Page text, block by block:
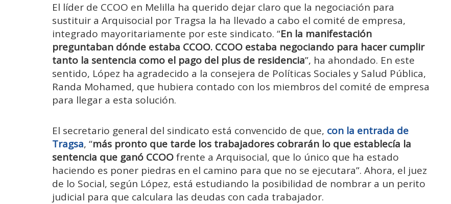
El líder de CCOO en Melilla ha querido dejar claro que la negociación para
sustituir a Arquisocial por Tragsa la ha llevado a cabo el comité de empresa,
integrado mayoritariamente por este sindicato. “En la manifestación
preguntaban dónde estaba CCOO. CCOO estaba negociando para hacer cumplir
tanto la sentencia como el pago del plus de residencia”, ha ahondado. En este
sentido, López ha agradecido a la consejera de Políticas Sociales y Salud Pública,
Randa Mohamed, que hubiera contado con los miembros del comité de empresa
para llegar a esta solución.
El secretario general del sindicato está convencido de que, con la entrada de
Tragsa, “más pronto que tarde los trabajadores cobrarán lo que establecía la
sentencia que ganó CCOOfrente a Arquisocial, que lo único que ha estado
haciendo es poner piedras en el camino para que no se ejecutara”. Ahora, el juez
de lo Social, según López, está estudiando la posibilidad de nombrar a un perito
judicial para que calculara las deudas con cada trabajador.